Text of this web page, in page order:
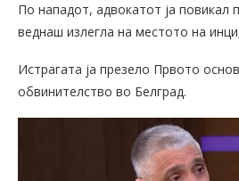
По нападот, адвокатот ја повикал
веднаш излегла на местото на
Истрагата ја презело Првото
обвинителство во Белград.